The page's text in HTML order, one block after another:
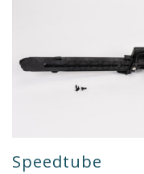
Speedtube